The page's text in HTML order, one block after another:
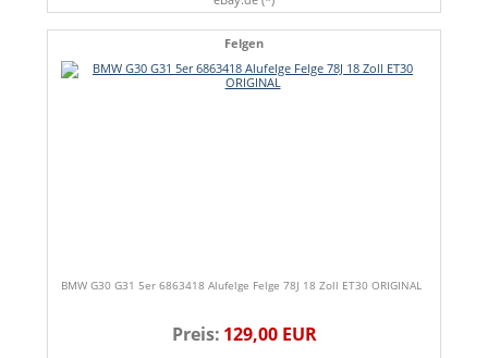
Felgen
BMW G30 G31 5er 6863418 Alufelge Felge 78J 18 Zoll ET30 ORIGINAL
Preis: 129,00 EUR